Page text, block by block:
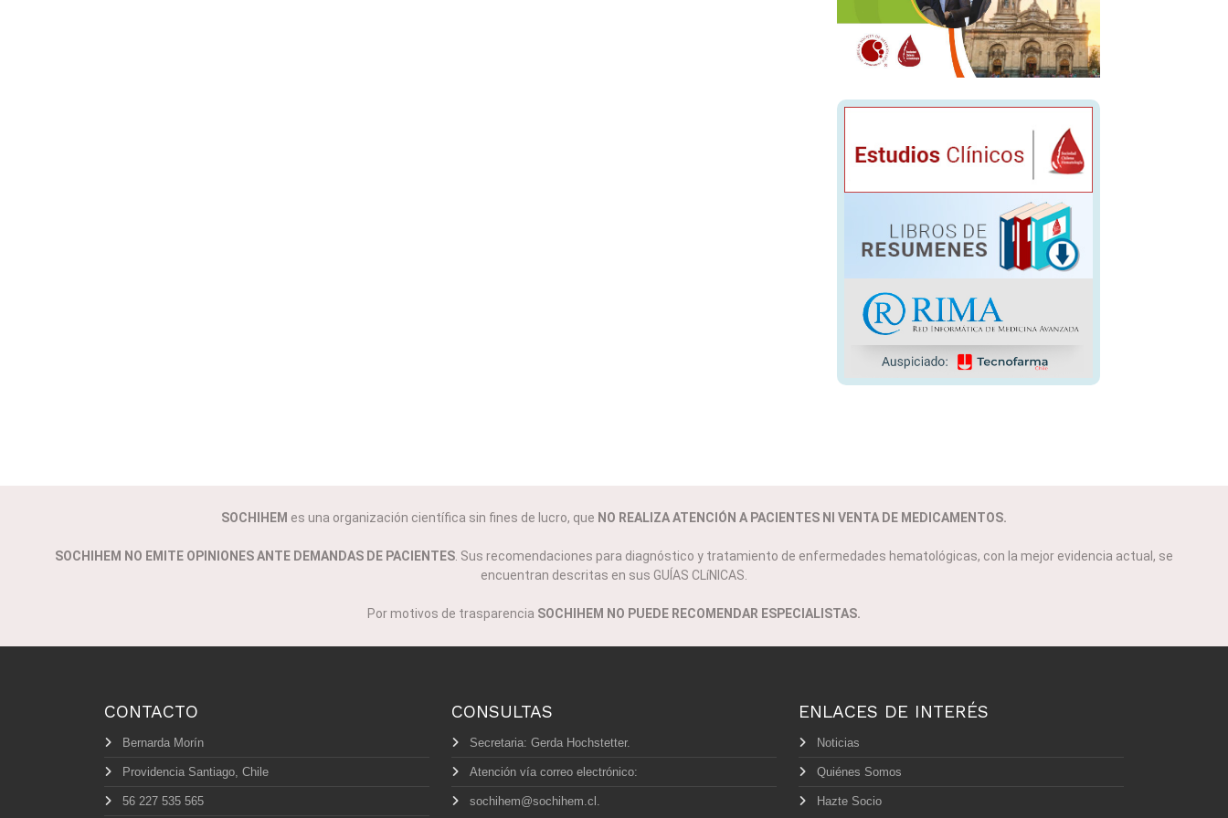
SOCHIHEM es una organización científica sin fines de lucro, que NO REALIZA ATENCIÓN A PACIENTES NI VENTA DE MEDICAMENTOS.
SOCHIHEM NO EMITE OPINIONES ANTE DEMANDAS DE PACIENTES . Sus recomendaciones para diagnóstico y tratamiento de enfermedades hematológicas, con la mejor evidencia actual, se
encuentran descritas en sus GUÍAS CLíNICAS.
Por motivos de trasparencia SOCHIHEM NO PUEDE RECOMENDAR ESPECIALISTAS.
CONTACTO
Bernarda Morín
Providencia Santiago, Chile
56 227 535 565
CONSULTAS
Secretaria: Gerda Hochstetter.
Atención vía correo electrónico:
sochihem@sochihem.cl.
ENLACES DE INTERÉS
Noticias
Quiénes Somos
Hazte Socio